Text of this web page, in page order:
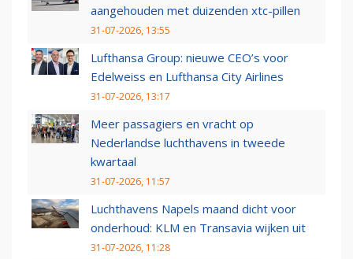
aangehouden met duizenden xtc-pillen
31-07-2026, 13:55
Lufthansa Group: nieuwe CEO’s voor
Edelweiss en Lufthansa City Airlines
31-07-2026, 13:17
Meer passagiers en vracht op
Nederlandse luchthavens in tweede
kwartaal
31-07-2026, 11:57
Luchthavens Napels maand dicht voor
onderhoud: KLM en Transavia wijken uit
31-07-2026, 11:28